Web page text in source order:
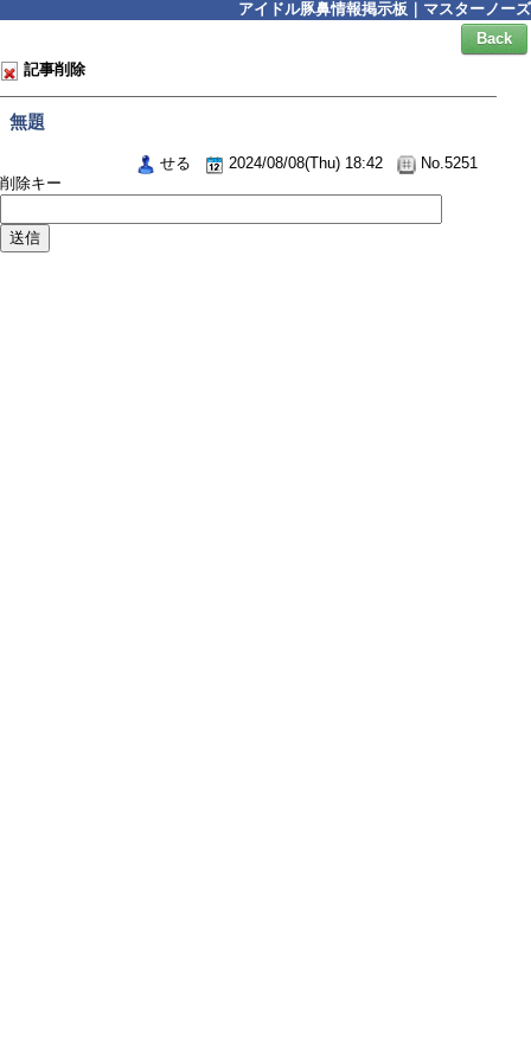
アイドル豚鼻情報掲示板｜マスターノーズ
Back
記事削除
無題
せる 2024/08/08(Thu) 18:42
No.5251
削除キー